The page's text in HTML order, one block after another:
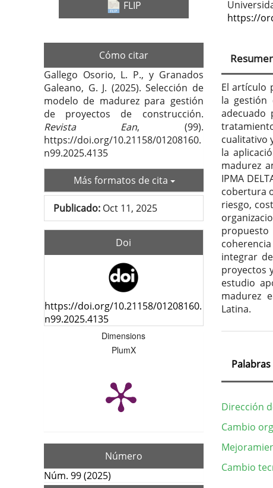
artículo FLIP
Cómo citar
Gallego Osorio, L. P., y Granados
Galeano, G. J. (2025). Selección de
modelo de madurez para gestión
de proyectos de construcción.
Revista Ean, (99).
https://doi.org/10.21158/01208160.
n99.2025.4135
Más formatos de cita
Publicado: Oct 11, 2025
Doi
https://doi.org/10.21158/01208160.
n99.2025.4135
Dimensions
PlumX
Número
Núm. 99 (2025)
https://
El artículo
la gestión
adecuado
cualitativo
la
madurez
IPMA
cobertura
riesgo,
integrar
proyectos
estudio
madurez
Latina.
Palabras
Dirección
Cambio
Cambio